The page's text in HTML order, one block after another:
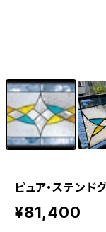
ピュア・ステン
¥81,400